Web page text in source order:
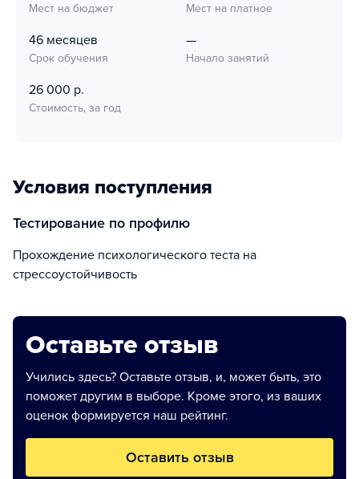
Мест на бюджет Мест на платное
46 месяцев
Срок обучения
—
Начало занятий
26 000 р.
Стоимость, за год
Условия поступления
тестирование по профилю
прохождение психологического теста на
стрессоустойчивость
Оставьте отзыв
Учились здесь? Оставьте отзыв, и, может быть, это
поможет другим в выборе. Кроме этого, из ваших
оценок формируется наш рейтинг.
Оставить отзыв